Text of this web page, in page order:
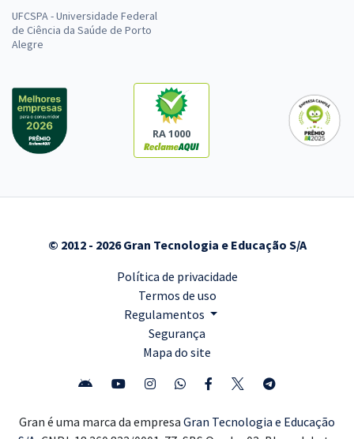
UFCSPA - Universidade Federal
de Ciência da Saúde de Porto
Alegre
RA 1000
© 2012 - 2026 Gran Tecnologia e Educação S/A
Política de privacidade
Termos de uso
Regulamentos
Segurança
Mapa do site
Gran é uma marca da empresa Gran Tecnologia e Educação